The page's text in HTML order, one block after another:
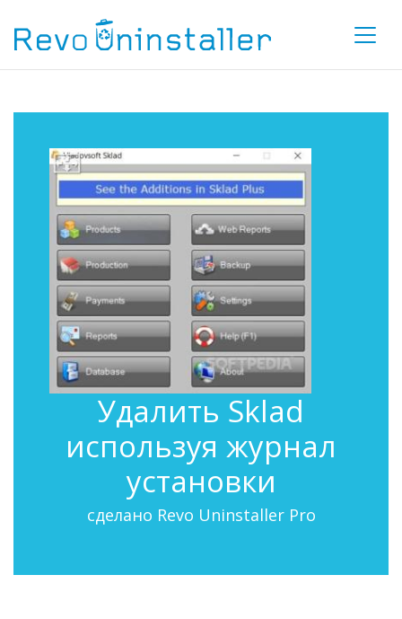
Удалить Sklad
используя журнал
установки
сделано Revo Uninstaller Pro